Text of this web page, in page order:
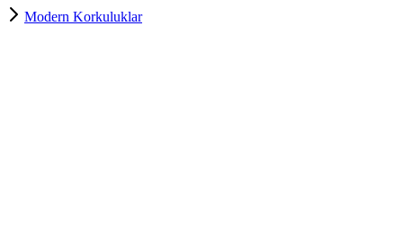
Modern Korkuluklar